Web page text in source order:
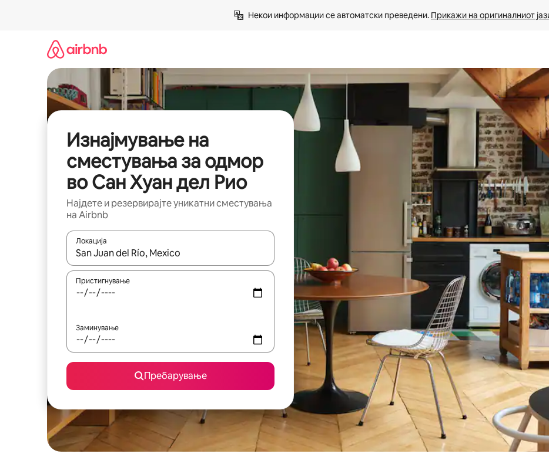
Некои информации се автоматски преведени. Прикажи на оригиналниот
Изнајмување на
сместувања за одмор
во Сан Хуан дел Рио
Најдете и резервирајте уникатни сместувања
на Airbnb
Локација
Кога резултатите се достапни, движете се со копчињата со стрелки нагоре и надолу или истражувајте со допирање
Пристигнување
Заминување
Пребарување